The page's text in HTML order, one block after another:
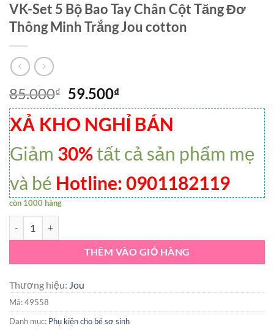
VK-Set 5 Bộ Bao Tay Chân Cột Tăng Đơ
Thông Minh Trắng Jou cotton
85.000₫ 59.500₫
XẢ KHO NGHỈ BÁN
Giảm 30%tất cả sản phẩm mẹ
và bé Hotline: 0901182119
còn 1000 hàng
THÊM VÀO GIỎ HÀNG
Thương hiệu: Jou
Mã:49558
Danh mục: Phụ kiện cho bé sơ sinh